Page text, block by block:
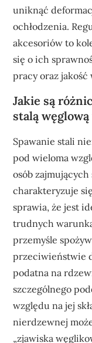
uniknąć
ochłodzenia.
akcesoriów to
się o ich
pracy oraz jakość
Jakie są
stalą
Spawanie stali
pod wieloma
osób
charakteryzuje
sprawia, że jest
trudnych
przemyśle
przeciwieństwie
podatna na
szczególnego
względu na jej
nierdzewnej
„zjawiska